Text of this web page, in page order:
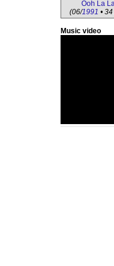
Ooh La
(06/1991 •
Music video